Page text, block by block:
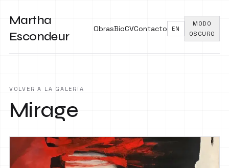
Martha
Escondeur
ObrasBioCVContacto EN
MODO
OSCURO
VOLVER A LA GALERÍA
Mirage